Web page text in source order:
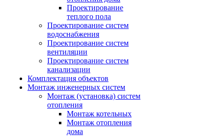
Проектирование
теплого пола
Проектирование систем
водоснабжения
Проектирование систем
вентиляции
Проектирование систем
канализации
Комплектация объектов
Монтаж инженерных систем
Монтаж (установка) систем
отопления
Монтаж котельных
Монтаж отопления
дома